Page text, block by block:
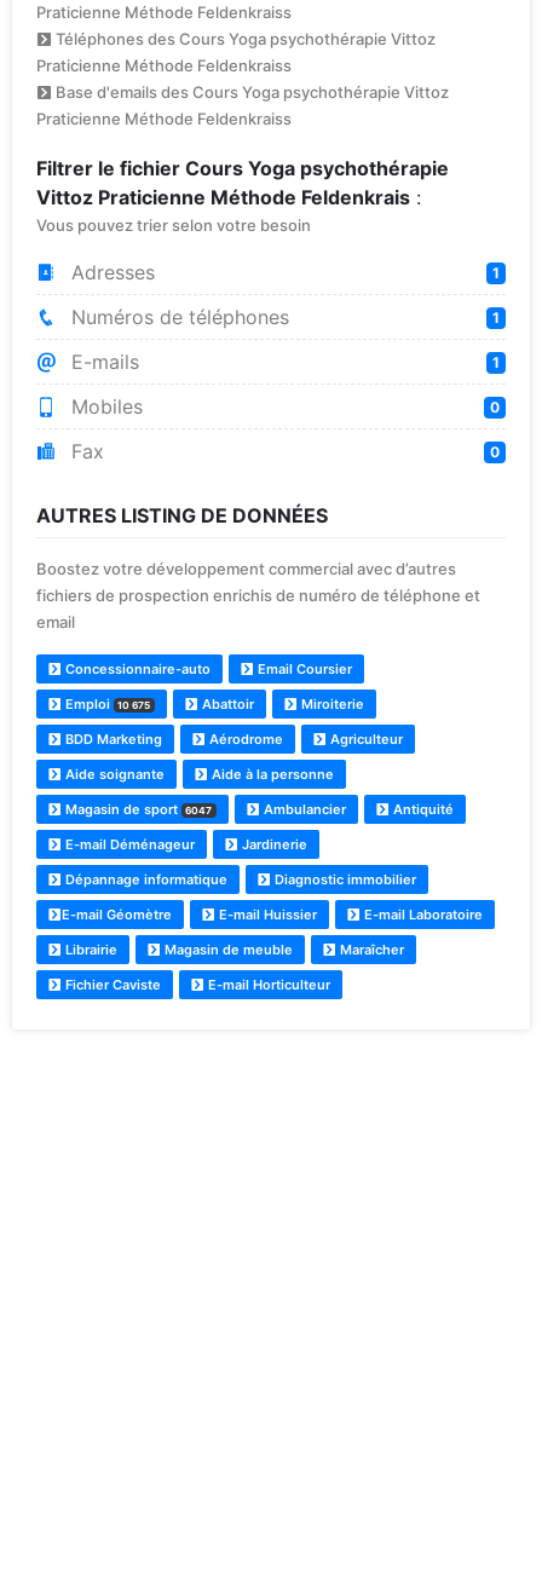
Praticienne Méthode Feldenkraiss
Téléphones des Cours Yoga psychothérapie Vittoz
Praticienne Méthode Feldenkraiss
Base d'emails des Cours Yoga psychothérapie Vittoz
Praticienne Méthode Feldenkraiss
Filtrer le fichier Cours Yoga psychothérapie
Vittoz Praticienne Méthode Feldenkrais :
Vous pouvez trier selon votre besoin
Adresses 1
Numéros de téléphones 1
E-mails 1
Mobiles 0
Fax 0
AUTRES LISTING DE DONNÉES
Boostez votre développement commercial avec d’autres
fichiers de prospection enrichis de numéro de téléphone et
email
Concessionnaire-auto Email Coursier
Emploi 10 675 Abattoir Miroiterie
BDD Marketing Aérodrome Agriculteur
Aide soignante Aide à la personne
Magasin de sport 6047 Ambulancier Antiquité
E-mail Déménageur Jardinerie
Dépannage informatique Diagnostic immobilier
E-mail Géomètre E-mail Huissier E-mail Laboratoire
Librairie Magasin de meuble Maraîcher
Fichier Caviste E-mail Horticulteur